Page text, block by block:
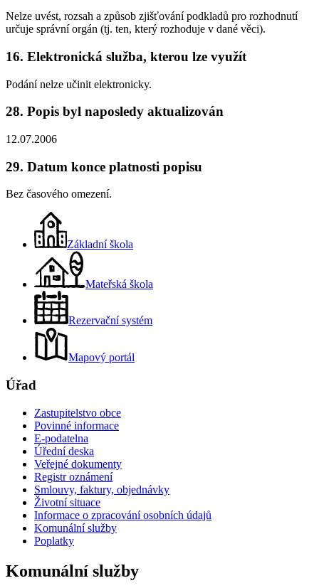
Nelze uvést, rozsah a způsob zjišťování podkladů pro rozhodnutí
určuje správní orgán (tj. ten, který rozhoduje v dané věci).
16. Elektronická služba, kterou lze využít
Podání nelze učinit elektronicky.
28. Popis byl naposledy aktualizován
12.07.2006
29. Datum konce platnosti popisu
Bez časového omezení.
Základní škola
Mateřská škola
Rezervační systém
Mapový portál
Úřad
Zastupitelstvo obce
Povinné informace
E-podatelna
Úřední deska
Veřejné dokumenty
Registr oznámení
Smlouvy, faktury, objednávky
Životní situace
Informace o zpracování osobních údajů
Komunální služby
Poplatky
Komunální služby